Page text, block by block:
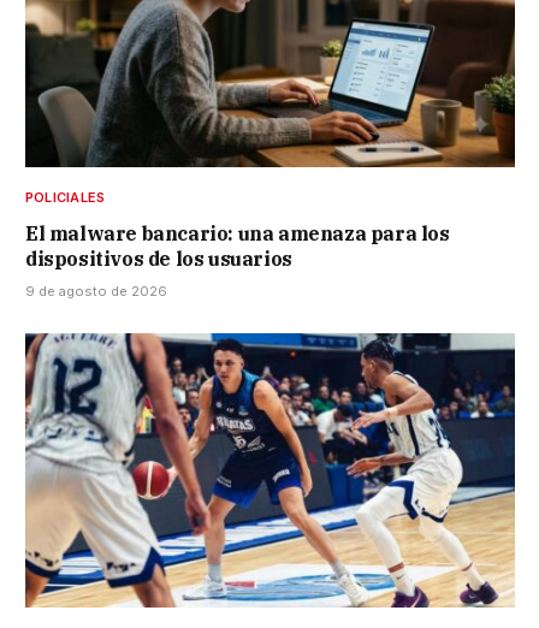
POLICIALES
El malware bancario: una amenaza para los
dispositivos de los usuarios
9 de agosto de 2026